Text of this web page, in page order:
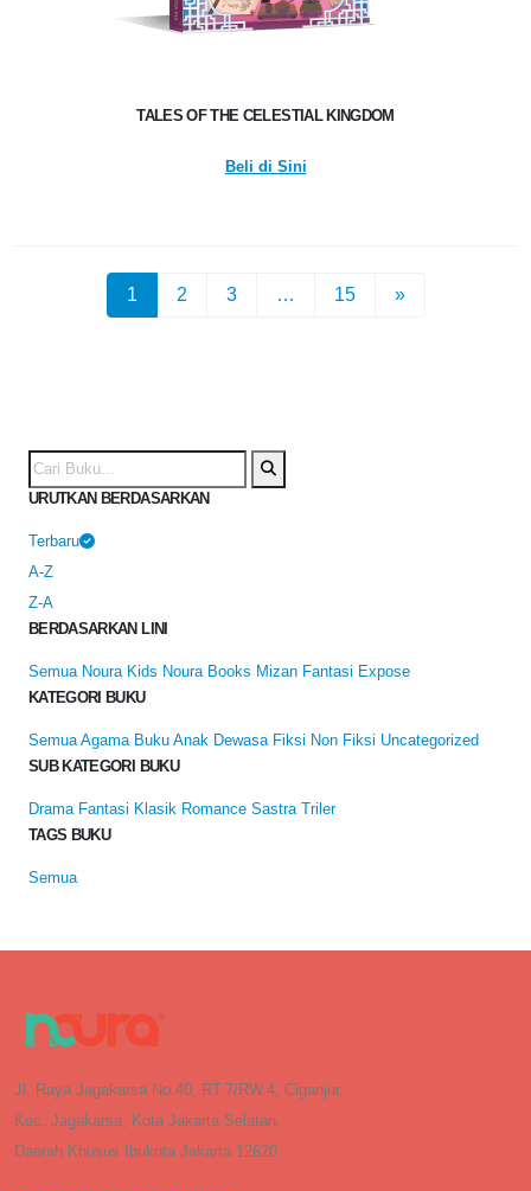
TALES OF THE CELESTIAL KINGDOM
Beli di Sini
1 2 3 … 15 »
URUTKAN BERDASARKAN
Terbaru
A-Z
Z-A
BERDASARKAN LINI
Semua Noura Kids Noura Books Mizan Fantasi Expose
KATEGORI BUKU
SemuaAgama Buku Anak Dewasa Fiksi Non Fiksi Uncategorized
SUB KATEGORI BUKU
Drama Fantasi Klasik Romance Sastra Triler
TAGS BUKU
Semua
Jl. Raya Jagakarsa No.40, RT.7/RW.4, Ciganjur,
Kec. Jagakarsa, Kota Jakarta Selatan,
Daerah Khusus Ibukota Jakarta 12620